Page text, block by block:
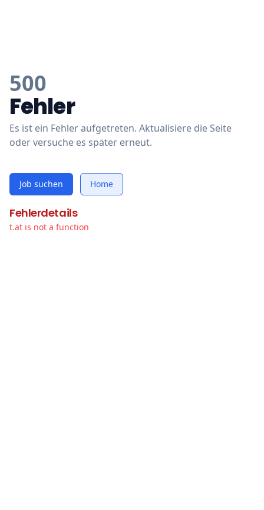
500
Fehler
Es ist ein Fehler aufgetreten. Aktualisiere die Seite
oder versuche es später erneut.
Job suchen Home
Fehlerdetails
t.at is not a function